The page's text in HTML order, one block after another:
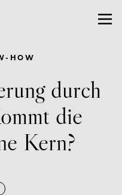
HOW
durch
die
Kern?